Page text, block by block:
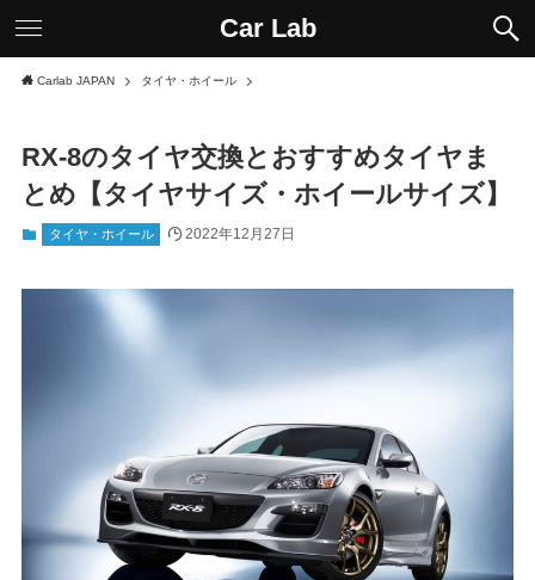
Car Lab
Carlab JAPAN タイヤ・ホイール
RX-8のタイヤ交換とおすすめタイヤま
とめ【タイヤサイズ・ホイールサイズ】
タイヤ・ホイール 2022年12月27日